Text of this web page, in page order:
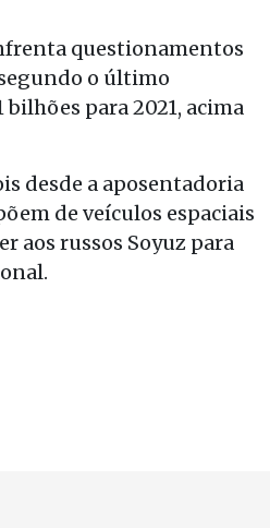
questionamentos
o último
para 2021, acima
desde a aposentadoria
de veículos espaciais
aos russos Soyuz para